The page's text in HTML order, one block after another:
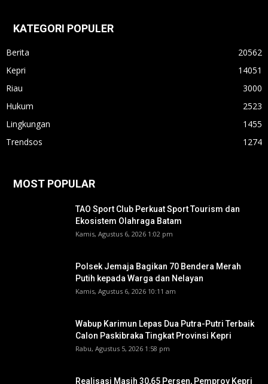
KATEGORI POPULER
Berita
20562
Kepri
14051
Riau
3000
Hukum
2523
Lingkungan
1455
Trendsos
1274
MOST POPULAR
TAO Sport Club Perkuat Sport Tourism dan
Ekosistem Olahraga Batam
Kamis, Agustus 6, 2026 1:02 pm
Polsek Jemaja Bagikan 70 Bendera Merah
Putih kepada Warga dan Nelayan
Kamis, Agustus 6, 2026 10:11 am
Wabup Karimun Lepas Dua Putra-Putri Terbaik
Calon Paskibraka Tingkat Provinsi Kepri
Rabu, Agustus 5, 2026 1:58 pm
Realisasi Masih 30,65 Persen, Pemprov Kepri